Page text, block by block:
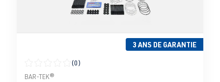
3 ANS DE GARANTIE
Note moyenne de 0 sur 5 étoiles
(0)
BAR-TEK®